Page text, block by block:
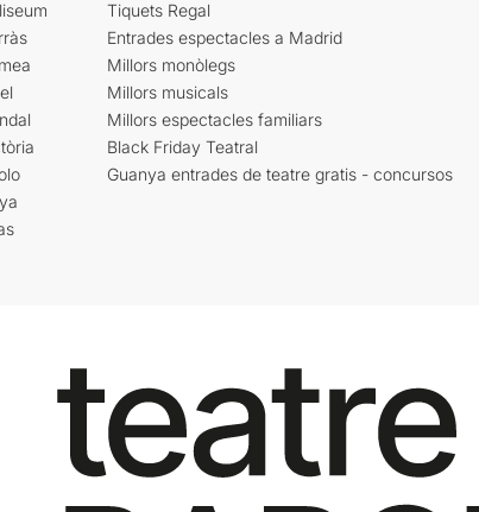
Tiquets Regal
Entrades espectacles a Madrid
Millors monòlegs
Millors musicals
Millors espectacles familiars
Black Friday Teatral
Guanya entrades de teatre gratis - concursos